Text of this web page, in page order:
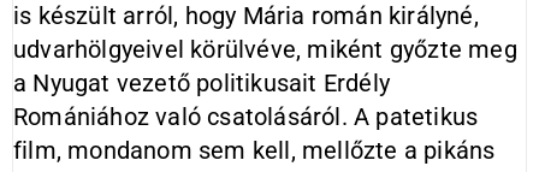
is készült arról, hogy Mária román királyné,
udvarhölgyeivel körülvéve, miként győzte meg
a Nyugat vezető politikusait Erdély
Romániához való csatolásáról. A patetikus
film, mondanom sem kell, mellőzte a pikáns